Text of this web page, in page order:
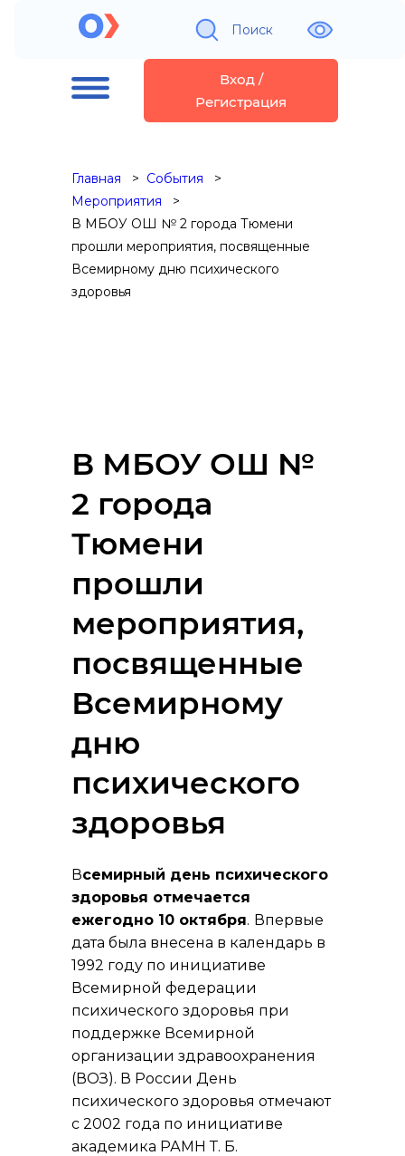
Поиск
Вход /
Регистрация
Главная
События
Мероприятия
В МБОУ ОШ № 2 города Тюмени
прошли мероприятия, посвященные
Всемирному дню психического
здоровья
В МБОУ ОШ №
2 города
Тюмени
прошли
мероприятия,
посвященные
Всемирному
дню
психического
здоровья
Всемирный день психического
здоровья отмечается
ежегодно 10 октября. Впервые
дата была внесена в календарь в
1992 году по инициативе
Всемирной федерации
психического здоровья при
поддержке Всемирной
организации здравоохранения
(ВОЗ). В России День
психического здоровья отмечают
с 2002 года по инициативе
академика РАМН Т. Б.